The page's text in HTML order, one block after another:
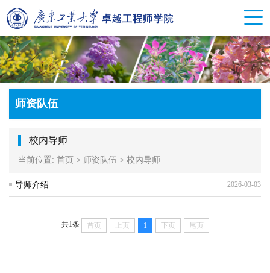
师资队伍
校内导师
当前位置: 首页 > 师资队伍 > 校内导师
导师介绍 2026-03-03
共1条 首页 上页 1 下页 尾页